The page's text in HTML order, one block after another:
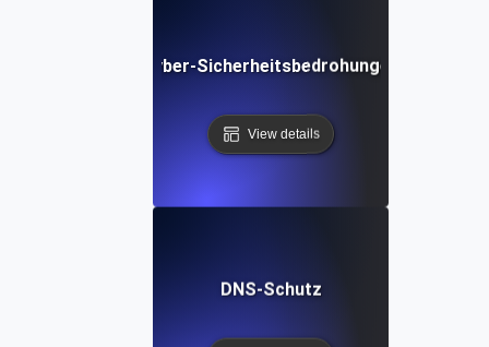
Cyber-Sicherheitsbedrohungen
View details
DNS-Schutz